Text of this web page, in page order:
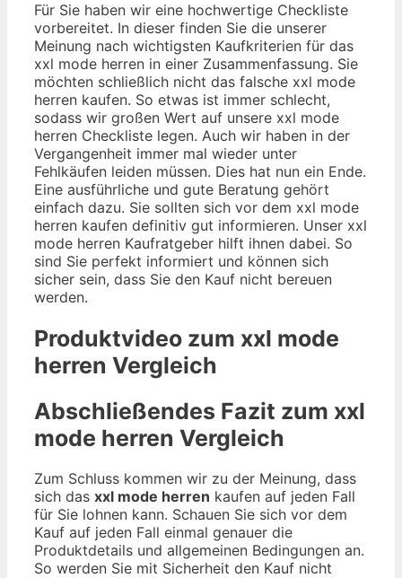
Für Sie haben wir eine hochwertige Checkliste
vorbereitet. In dieser finden Sie die unserer
Meinung nach wichtigsten Kaufkriterien für das
xxl mode herren in einer Zusammenfassung. Sie
möchten schließlich nicht das falsche xxl mode
herren kaufen. So etwas ist immer schlecht,
sodass wir großen Wert auf unsere xxl mode
herren Checkliste legen. Auch wir haben in der
Vergangenheit immer mal wieder unter
Fehlkäufen leiden müssen. Dies hat nun ein Ende.
Eine ausführliche und gute Beratung gehört
einfach dazu. Sie sollten sich vor dem xxl mode
herren kaufen definitiv gut informieren. Unser xxl
mode herren Kaufratgeber hilft ihnen dabei. So
sind Sie perfekt informiert und können sich
sicher sein, dass Sie den Kauf nicht bereuen
werden.
Produktvideo zum xxl mode
herren Vergleich
Abschließendes Fazit zum xxl
mode herren Vergleich
Zum Schluss kommen wir zu der Meinung, dass
sich das xxl mode herren kaufen auf jeden Fall
für Sie lohnen kann. Schauen Sie sich vor dem
Kauf auf jeden Fall einmal genauer die
Produktdetails und allgemeinen Bedingungen an.
So werden Sie mit Sicherheit den Kauf nicht